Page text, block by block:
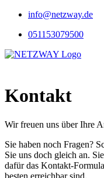
Zum
springen
info@netzway.de
051153079500
Kontakt
Wir freuen uns über Ihre
Sie haben noch Fragen?
Sie uns doch gleich an.
dafür das Kontakt-
besten erreichbar sind.